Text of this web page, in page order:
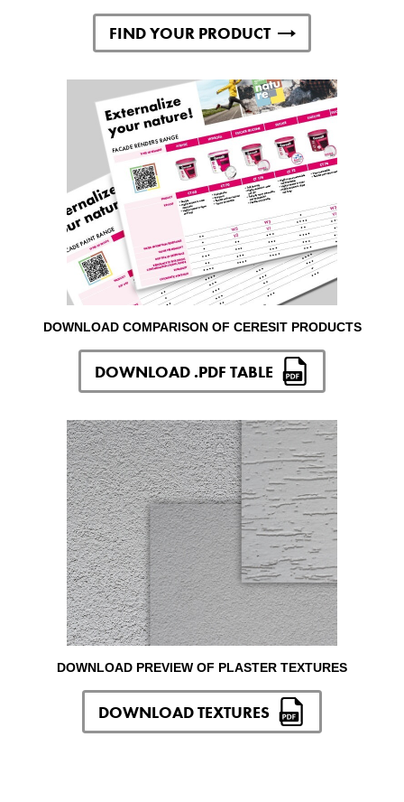
FIND YOUR PRODUCT
DOWNLOAD COMPARISON OF CERESIT PRODUCTS
DOWNLOAD .PDF TABLE
DOWNLOAD PREVIEW OF PLASTER TEXTURES
DOWNLOAD TEXTURES